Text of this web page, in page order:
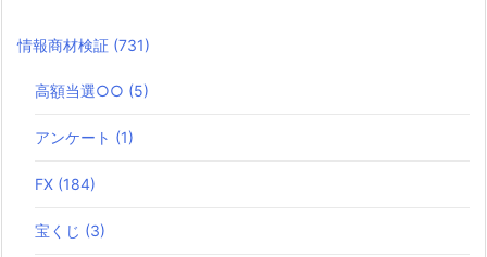
情報商材検証 (731)
高額当選○○ (5)
アンケート (1)
FX (184)
宝くじ (3)